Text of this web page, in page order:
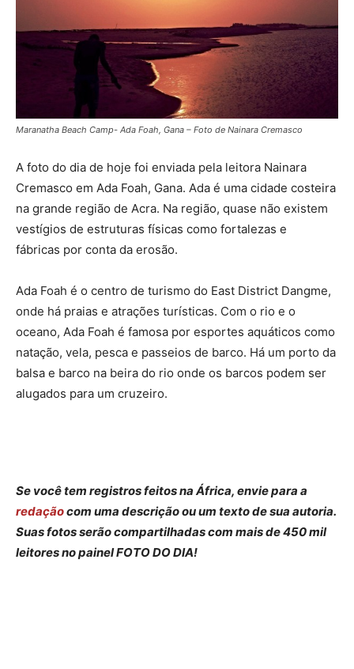
Maranatha Beach Camp- Ada Foah, Gana – Foto de Nainara Cremasco
A foto do dia de hoje foi enviada pela leitora Nainara
Cremasco em Ada Foah, Gana. Ada é uma cidade costeira
na grande região de Acra. Na região, quase não existem
vestígios de estruturas físicas como fortalezas e
fábricas por conta da erosão.
Ada Foah é o centro de turismo do East District Dangme,
onde há praias e atrações turísticas. Com o rio e o
oceano, Ada Foah é famosa por esportes aquáticos como
natação, vela, pesca e passeios de barco. Há um porto da
balsa e barco na beira do rio onde os barcos podem ser
alugados para um cruzeiro.
Se você tem registros feitos na África, envie para a
redaçãocom uma descrição ou um texto de sua autoria.
Suas fotos serão compartilhadas com mais de 450 mil
leitores no painel FOTO DO DIA!